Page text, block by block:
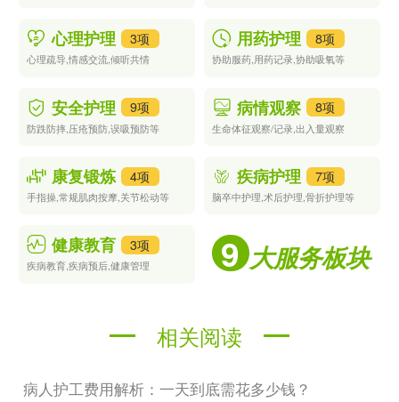
人隐私，确保您的个人信息得到充分的保护。让您的就医过程更加
放心、安心。
业、贴心、高效的陪诊服务。无论您是在广州还是其他城市，我们
都将竭诚为您服务，让您享受到轻松、愉悦的就医体验。
心理护理 3项
心理疏导,情感交流,倾听共情
用药护理 8项
协助服药,用药记录,协助吸氧等
安全护理 9项
防跌防摔,压疮预防,误吸预防等
病情观察 8项
生命体征观察/记录,出入量观察
康复锻炼 4项
手指操,常规肌肉按摩,关节松动等
疾病护理 7项
脑卒中护理,术后护理,骨折护理等
健康教育 3项
疾病教育,疾病预后,健康管理 9 大服务板块
相关阅读
病人护工费用解析：一天到底需花多少钱？